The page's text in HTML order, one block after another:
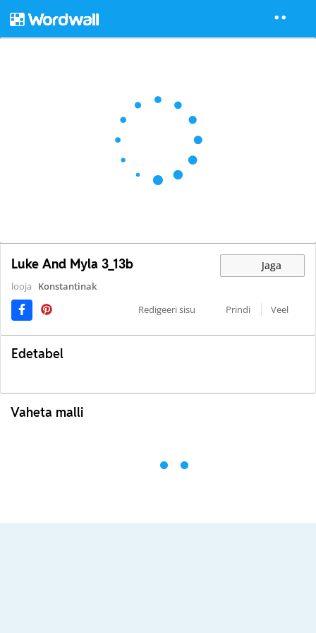
Luke And Myla 3_13b Jaga
looja
Konstantinak
Redigeeri sisu
Prindi Veel
Edetabel
Vaheta malli